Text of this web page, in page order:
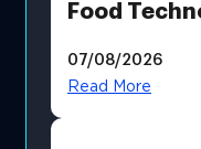
Food
บริโภคและ
07/08/2026
Read More